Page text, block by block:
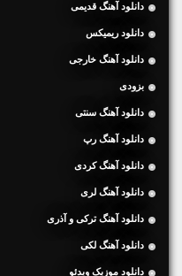
دانلود آهنگ قدیمی
دانلود ریمیکس
دانلود آهنگ خارجی
بزودی
دانلود آهنگ سنتی
دانلود آهنگ رپ
دانلود آهنگ کردی
دانلود آهنگ لری
دانلود آهنگ ترکی و آذری
دانلود آهنگ لکی
دانلود موزیک ویدئو